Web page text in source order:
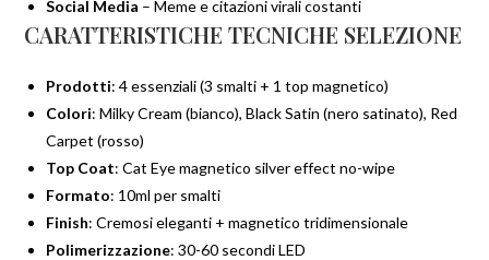
Social Media – Meme e citazioni virali costanti
CARATTERISTICHE TECNICHE SELEZIONE
Prodotti: 4 essenziali (3 smalti + 1 top magnetico)
Colori: Milky Cream (bianco), Black Satin (nero satinato), Red
Carpet (rosso)
Top Coat: Cat Eye magnetico silver effect no-wipe
Formato: 10ml per smalti
Finish: Cremosi eleganti + magnetico tridimensionale
Polimerizzazione: 30-60 secondi LED